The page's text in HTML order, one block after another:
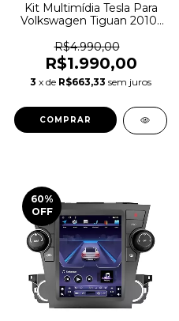
Kit Multimídia Tesla Para
Volkswagen Tiguan 2010-
R$4.990,00
R$1.990,00
3 x de R$663,33 sem juros
60%
OFF